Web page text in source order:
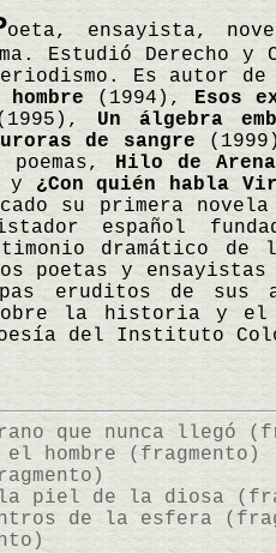
oeta, ensayista,
Estudió Derecho y
Es autor
(1994), Esos
Un álgebra
de sangre
Hilo de Arena
y¿Con quién habla
su primera
español
dramático de
poetas y
eruditos de sus
la historia y el
del Instituto
que nunca llegó
hombre (fragmento)
piel de la diosa
de la esfera